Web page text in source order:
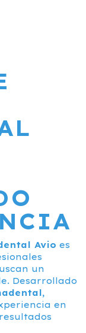
Avio es
un
Desarrollado
,
en